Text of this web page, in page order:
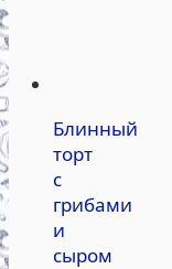
Блинный
торт
с
грибами
и
сыром